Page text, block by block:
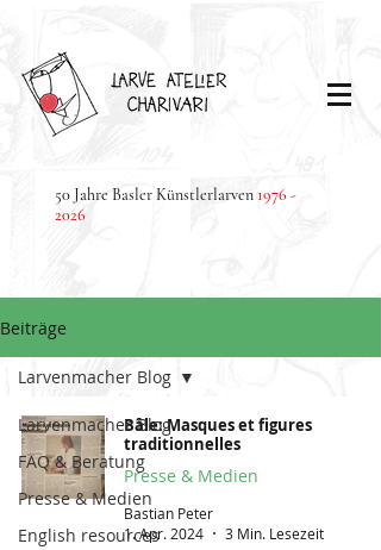
50 Jahre Basler Künstlerlarven 1976 -
2026
Beiträge
Larvenmacher Blog
FAQ & Beratung
Presse & Medien
English resources
Larvenmacher Blog
Bâle: Masques et figures
traditionnelles
Presse & Medien
Bastian Peter
1. Apr. 2024
3 Min. Lesezeit